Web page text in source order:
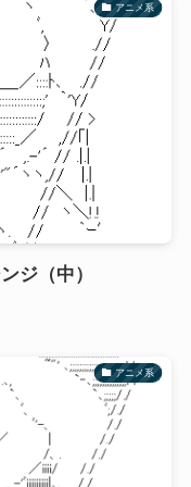
アニメ系
ジ（中）
アニメ系